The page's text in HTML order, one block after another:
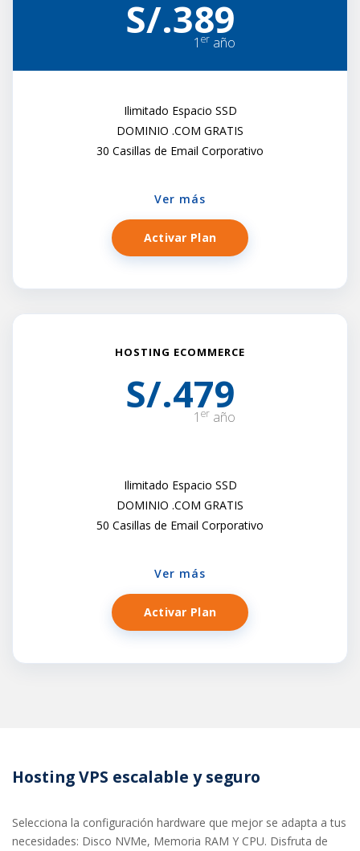
S/.389
1 eraño
Ilimitado Espacio SSD
DOMINIO .COM GRATIS
30 Casillas de Email Corporativo
Ver más
Activar Plan
HOSTING ECOMMERCE
S/.479
1 eraño
Ilimitado Espacio SSD
DOMINIO .COM GRATIS
50 Casillas de Email Corporativo
Ver más
Activar Plan
Hosting VPS escalable y seguro
Selecciona la configuración hardware que mejor se adapta a tus
necesidades: Disco NVMe, Memoria RAM Y CPU. Disfruta de